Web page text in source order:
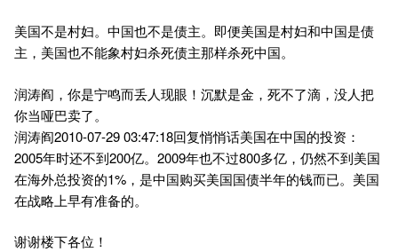
美国不是村妇。中国也不是债主。即便美国是村妇和中国是债
主，美国也不能象村妇杀死债主那样杀死中国。
润涛阎，你是宁鸣而丢人现眼！沉默是金，死不了滴，没人把
你当哑巴卖了。
润涛阎2010-07-29 03:47:18回复悄悄话美国在中国的投资：
2005年时还不到200亿。2009年也不过800多亿，仍然不到美国
在海外总投资的1%，是中国购买美国国债半年的钱而已。美国
在战略上早有准备的。
谢谢楼下各位！